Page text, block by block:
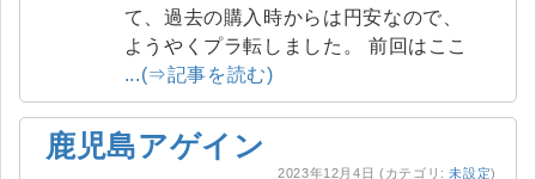
て、過去の購入時からは円安なので、
ようやくプラ転しました。 前回はここ
...(⇒記事を読む)
鹿児島アゲイン
2023年12月4日 (カテゴリ:未設定)